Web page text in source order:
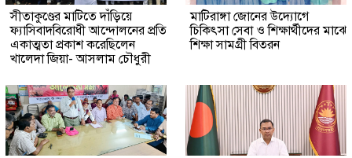
সীতাকুণ্ডের মাটিতে দাঁড়িয়ে
ফ্যাসিবাদবিরোধী আন্দোলনের প্রতি
একাত্মতা প্রকাশ করেছিলেন
খালেদা জিয়া- আসলাম চৌধুরী
মাটিরাঙ্গা জোনের উদ্যোগে
চিকিৎসা সেবা ও শিক্ষার্থীদের মাঝে
শিক্ষা সামগ্রী বিতরন